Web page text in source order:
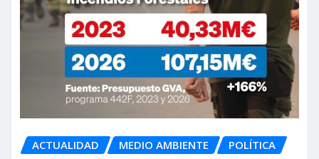
ACTUALIDAD MEDIO AMBIENTE POLÍTICA